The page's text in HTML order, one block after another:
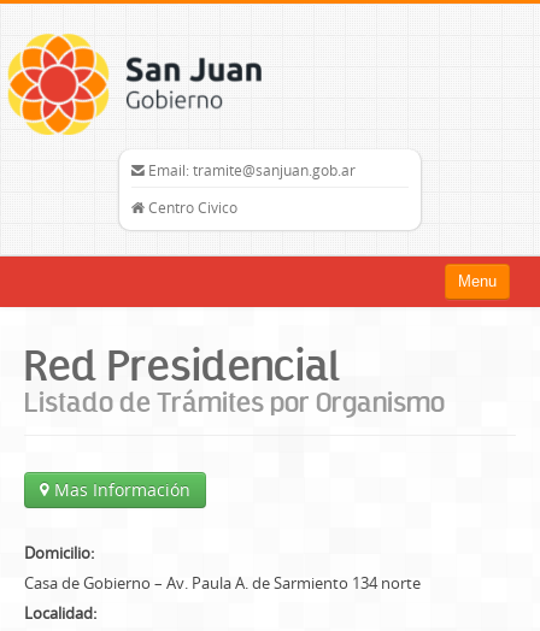
Email: tramite@sanjuan.gob.ar
Centro Civico
Menu
Trámites
Red Presidencial
Listado de Trámites por Organismo
Mas Información
Domicilio:
Casa de Gobierno – Av. Paula A. de Sarmiento 134 norte
Localidad: